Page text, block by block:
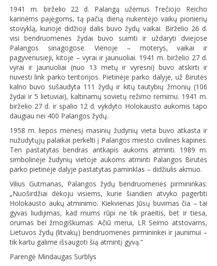
1941 m. birželio 22 d. Palangą užėmus Trečiojo Reicho
karinėms pajėgoms, tą pačią dieną nukentėjo vaikų pionierių
stovyklą, kurioje didžioji dalis buvo žydų vaikai. Birželio 26 d.
visi bendruomenės žydai buvo suimti ir uždaryti dviejose
Palangos sinagogose. Vienoje – moterys, vaikai ir
pagyvenusieji, kitoje – vyrai ir jaunuoliai. 1941 m. birželio 27 d.
vyrai ir jaunuoliai (nuo 13 metų ir vyresni) buvo atskirti ir
nuvesti link parko teritorijos. Pietinėje parko dalyje, už Birutės
kalno buvo sušaudyta 111 žydų ir kitų tautybių žmonių (106
žydai ir 5 lietuviai), kaltinamų sovietų režimo rėmimu. 1941 m.
birželio 27 d. ir spalio 12 d. vykdyto Holokausto aukomis tapo
daugiau nei 400 Palangos žydų.
1958 m. liepos mėnesį masinių žudynių vieta buvo atkasta ir
nužudytųjų palaikai perkelti į Palangos miesto civilines kapines.
Ten pastatytas bendras antkapis aukoms atminti. 1989 m.
simbolinėje žudynių vietoje aukoms atminti Palangos Birutės
parko pietinėje dalyje pastatytas paminklas – didžiulis akmuo.
Vilius Gutmanas, Palangos žydų bendruomenės pirmininkas:
„Nuoširdžiai dėkoju visiems, kurie šiandien atvyko pagerbti
Holokausto aukų atminimo. Kiekvienas Jūsų buvimas čia – tai
gyvas liudijimas, kad mums rūpi ne tik praeitis, bet ir tiesa,
orumas bei žmogiškumas. Ačiū merui, LR Seimo atstovams,
Lietuvos žydų (litvakų) bendruomenės pirmininkei ir jaunimui –
tik kartu galime išsaugoti šią atmintį gyvą.“
Parengė Mindaugas Surblys